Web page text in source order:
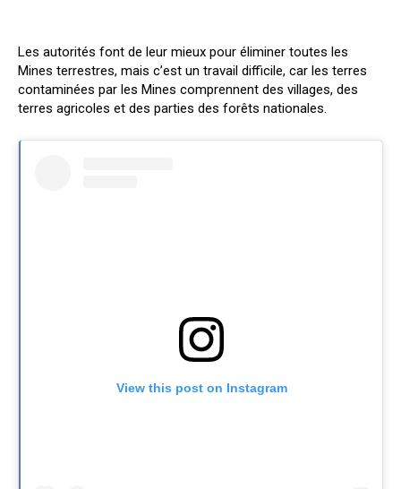
Les autorités font de leur mieux pour éliminer toutes les
Mines terrestres, mais c’est un travail difficile, car les terres
contaminées par les Mines comprennent des villages, des
terres agricoles et des parties des forêts nationales.
View this post on Instagram